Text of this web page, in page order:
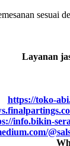
Layanan
https://toko-
info.bikin-